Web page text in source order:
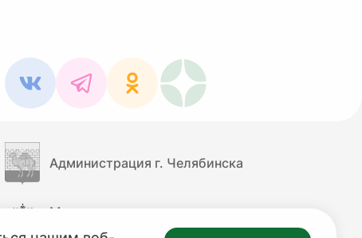
Администрация г. Челябинска
Министерство культуры
Российской Федерации